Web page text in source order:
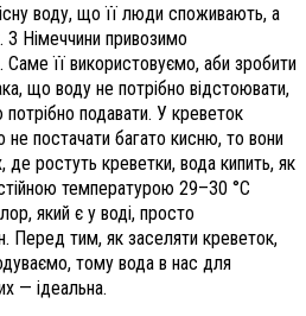
воду, що її люди споживають, а
Німеччини привозимо
Саме її використовуємо, аби зробити
що воду не потрібно відстоювати,
подавати. У креветок
не постачати багато кисню, то вони
де ростуть креветки, вода кипить, як
температурою 29–30 °С
який є у воді, просто
Перед тим, як заселяти креветок,
тому вода в нас для
— ідеальна.